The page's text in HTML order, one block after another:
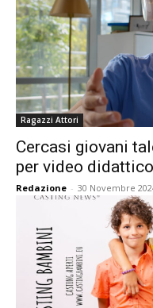
Ragazzi Attori
Cercasi giovani
per video
Redazione - 30 Novembre